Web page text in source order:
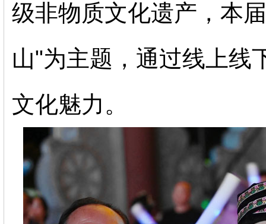
级非物质文化遗产，本
山"为主题，通过线上线
文化魅力。